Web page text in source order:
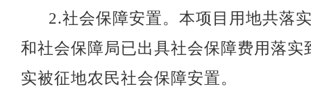
2.社会保障安置。本项目用地共落
和社会保障局已出具社会保障费用落
实被征地农民社会保障安置。